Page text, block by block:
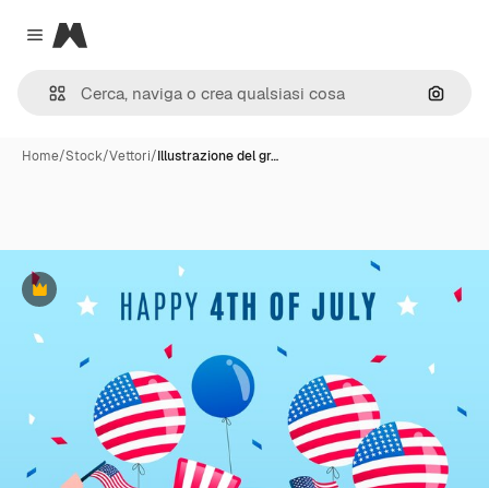
Close menu
Magnific
Cerca
Home/Stock/Vettori/Illustrazione del gr…
Premium